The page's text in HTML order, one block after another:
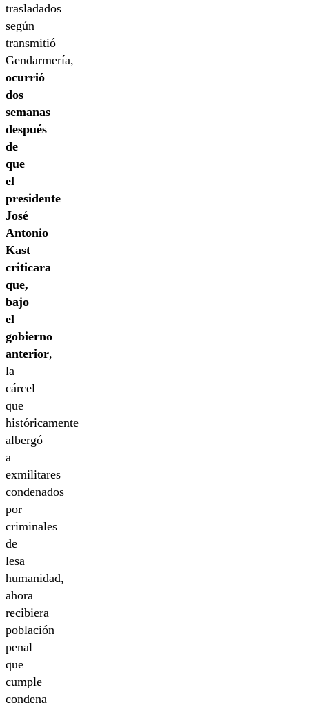
trasladados
según
transmitió
Gendarmería,
ocurrió
dos
semanas
después
de
que
el
presidente
José
Antonio
Kast
criticara
que,
bajo
el
gobierno
anterior,
la
cárcel
que
históricamente
albergó
a
exmilitares
condenados
por
criminales
de
lesa
humanidad,
ahora
recibiera
población
penal
que
cumple
condena